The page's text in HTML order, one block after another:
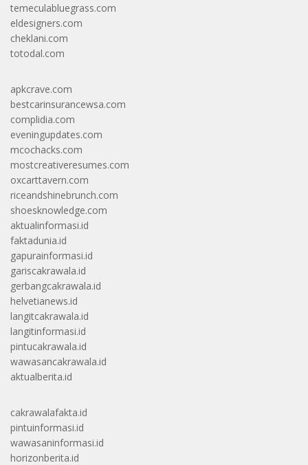
temeculabluegrass.com
eldesigners.com
cheklani.com
totodal.com
apkcrave.com
bestcarinsurancewsa.com
complidia.com
eveningupdates.com
mcochacks.com
mostcreativeresumes.com
oxcarttavern.com
riceandshinebrunch.com
shoesknowledge.com
aktualinformasi.id
faktadunia.id
gapurainformasi.id
gariscakrawala.id
gerbangcakrawala.id
helvetianews.id
langitcakrawala.id
langitinformasi.id
pintucakrawala.id
wawasancakrawala.id
aktualberita.id
cakrawalafakta.id
pintuinformasi.id
wawasaninformasi.id
horizonberita.id